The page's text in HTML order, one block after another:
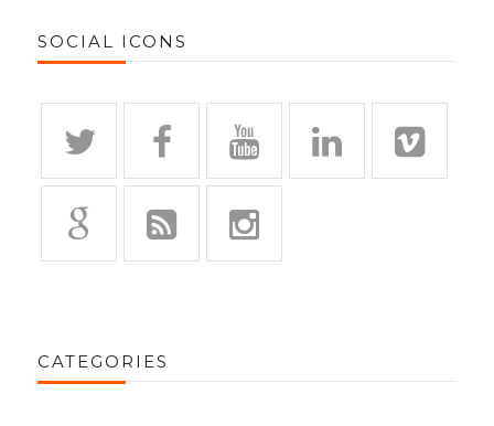
SOCIAL ICONS
CATEGORIES